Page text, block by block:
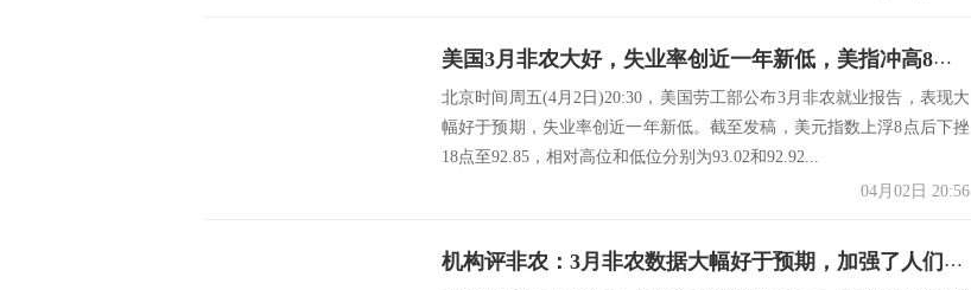
美国3月非农大好，失业率创近一年新低，美指冲高8点后回落18点
北京时间周五(4月2日)20:30，美国劳工部公布3月非农就业报告，表现大
幅好于预期，失业率创近一年新低。截至发稿，美元指数上浮8点后下挫
18点至92.85，相对高位和低位分别为93.02和92.92...
04月02日 20:56
机构评非农：3月非农数据大幅好于预期，加强了人们对经济繁荣正在进行的预期